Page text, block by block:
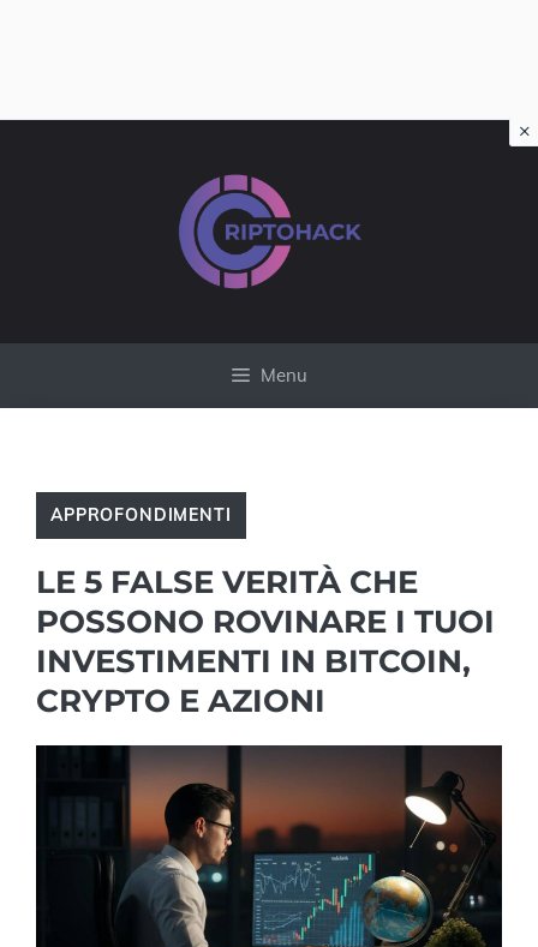
Menu
APPROFONDIMENTI
LE 5 FALSE VERITÀ CHE
POSSONO ROVINARE I TUOI
INVESTIMENTI IN BITCOIN,
CRYPTO E AZIONI
×